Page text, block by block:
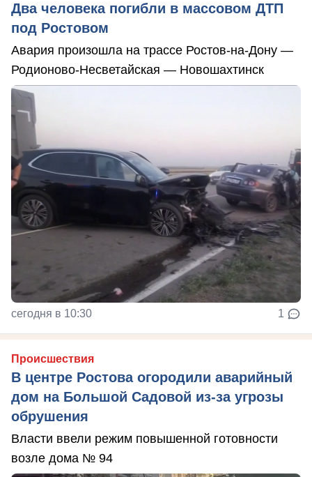
Два человека погибли в массовом ДТП
под Ростовом
Авария произошла на трассе Ростов-на-Дону —
Родионово-Несветайская — Новошахтинск
сегодня в 10:30 1
Происшествия
В центре Ростова огородили аварийный
дом на Большой Садовой из-за угрозы
обрушения
Власти ввели режим повышенной готовности
возле дома № 94